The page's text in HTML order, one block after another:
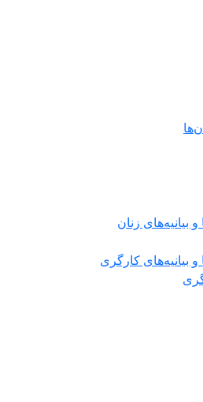
و بیانیه‌های زنان
و بیانیه‌های کارگری